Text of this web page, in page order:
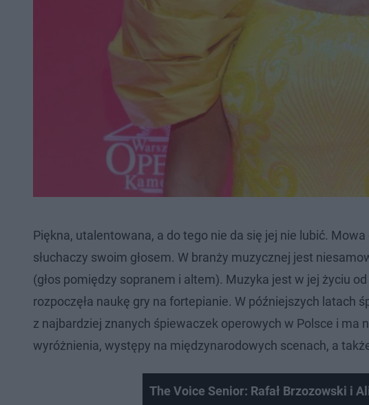
Piękna, utalentowana, a do tego nie da się jej nie lubić. Mowa
słuchaczy swoim głosem. W branży muzycznej jest
(głos pomiędzy sopranem i altem). Muzyka jest w jej życiu
rozpoczęła naukę gry na fortepianie. W późniejszych latach
z najbardziej znanych śpiewaczek operowych w Polsce i ma
wyróżnienia, występy na międzynarodowych scenach, a
The Voice Senior: Rafał Brzozowski i